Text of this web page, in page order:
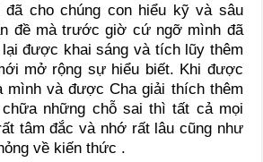
cho chúng con hiểu kỹ và sâu
đề mà trước giờ cứ ngỡ mình đã
được khai sáng và tích lũy thêm
mở rộng sự hiểu biết. Khi được
mình và được Cha giải thích thêm
những chỗ sai thì tất cả mọi
tâm đắc và nhớ rất lâu cũng như
về kiến thức .